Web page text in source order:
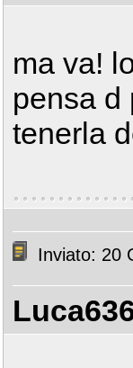
ma va!
pensa d
tenerla
Inviato: 20